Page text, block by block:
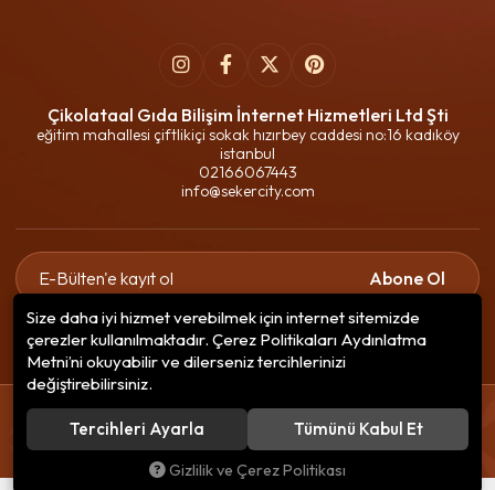
Çikolataal Gıda Bilişim İnternet Hizmetleri Ltd Şti
eğitim mahallesi çiftlikiçi sokak hızırbey caddesi no:16 kadıköy
istanbul
02166067443
info@sekercity.com
Abone Ol
Gizlilik politikasınıokudum ve elektronik posta almayı kabul
ediyorum.
© 2020Çikolataal Gıda Bilişim. Tüm hakları saklıdır.
256 BitSSLEncryption
Size daha iyi hizmet verebilmek için internet sitemizde
çerezler kullanılmaktadır. Çerez Politikaları Aydınlatma
Metni’ni okuyabilir ve dilerseniz tercihlerinizi
değiştirebilirsiniz.
Tercihleri Ayarla Tümünü Kabul Et
Gizlilik ve Çerez Politikası